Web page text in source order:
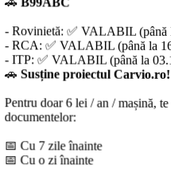
Rovinietă: ✅ VALABIL (până la
RCA: ✅ VALABIL (până la
ITP: ✅ VALABIL (până la
Susține proiectul Carvio.ro!
doar 6 lei / an / mașină, te
Cu o zi înainte